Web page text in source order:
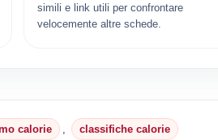
simili e link utili per confrontare
velocemente altre schede.
calorie classifiche calorie